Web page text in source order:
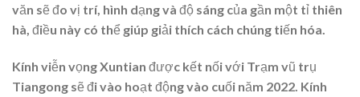
văn sẽ đo vị trí, hình dạng và độ sáng của gần một tỉ thiên
hà, điều này có thể giúp giải thích cách chúng tiến hóa.
Kính viễn vọng Xuntian được kết nối với Trạm vũ trụ
Tiangong sẽ đi vào hoạt động vào cuối năm 2022. Kính